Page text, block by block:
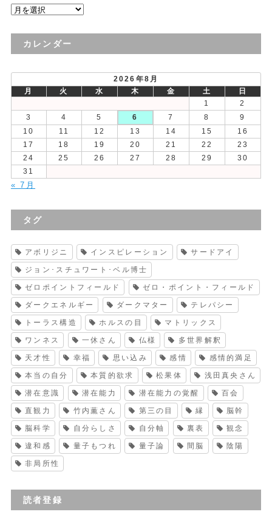
過
の
カレンダー
2026年8月
月
火 水 木 金 土
日
1
2
3
4 5 6 7 8
9
10
11 12 13 14 15
16
17
18 19 20 21 22
23
24
25 26 27 28 29
30
31
« 7月
タグ
アボリジニ インスピレーション サードアイ
ジョン･スチュワート･ベル博士
ゼロポイントフィールド ゼロ・ポイント・フィールド
ダークエネルギー ダークマター テレパシー
トーラス構造 ホルスの目 マトリックス
ワンネス 一休さん 仏様 多世界解釈
天才性 幸福 思い込み 感情 感情的満足
本当の自分 本質的欲求 松果体 浅田真央さん
潜在意識 潜在能力 潜在能力の覚醒 百会
直観力 竹内薫さん 第三の目 縁 脳幹
脳科学 自分らしさ 自分軸 裏表 観念
違和感 量子もつれ 量子論 間脳 陰陽
非局所性
読者登録